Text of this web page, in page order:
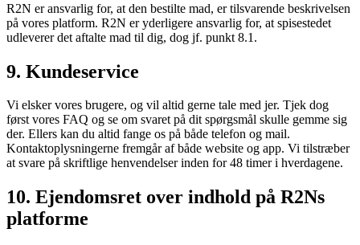
R2N er ansvarlig for, at den bestilte mad, er tilsvarende beskrivelsen
på vores platform. R2N er yderligere ansvarlig for, at spisestedet
udleverer det aftalte mad til dig, dog jf. punkt 8.1.
9. Kundeservice
Vi elsker vores brugere, og vil altid gerne tale med jer. Tjek dog
først vores FAQ og se om svaret på dit spørgsmål skulle gemme sig
der. Ellers kan du altid fange os på både telefon og mail.
Kontaktoplysningerne fremgår af både website og app. Vi tilstræber
at svare på skriftlige henvendelser inden for 48 timer i hverdagene.
10. Ejendomsret over indhold på R2Ns
platforme